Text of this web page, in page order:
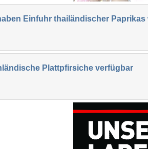
Einfuhr thailändischer
Plattpfirsiche verfügbar